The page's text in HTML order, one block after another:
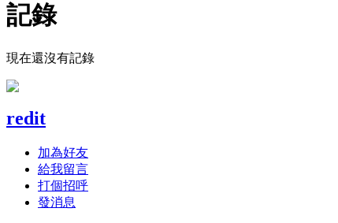
記錄
現在還沒有記錄
redit
加為好友
給我留言
打個招呼
發消息